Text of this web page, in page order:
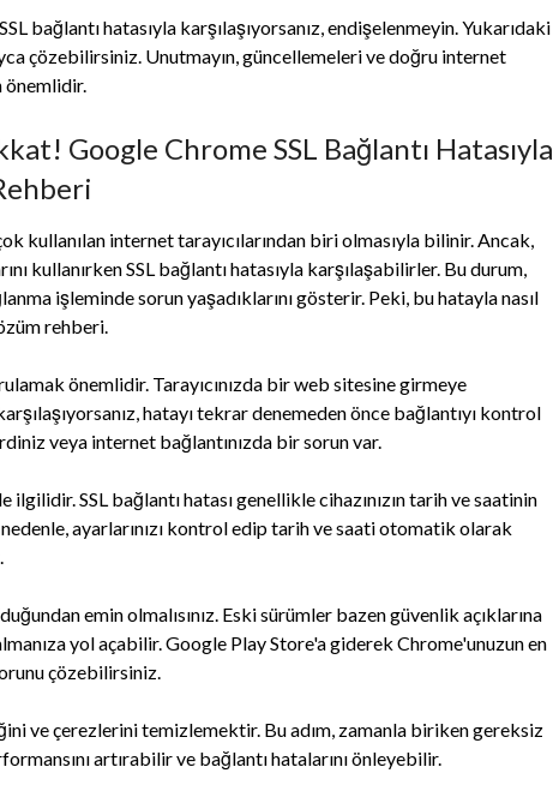
bağlantı hatasıyla karşılaşıyorsanız, endişelenmeyin. Yukarıdaki
çözebilirsiniz. Unutmayın, güncellemeleri ve doğru internet
önemlidir.
Google Chrome SSL Bağlantı Hatasıyla
kullanılan internet tarayıcılarından biri olmasıyla bilinir. Ancak,
kullanırken SSL bağlantı hatasıyla karşılaşabilirler. Bu durum,
işleminde sorun yaşadıklarını gösterir. Peki, bu hatayla nasıl
rehberi.
önemlidir. Tarayıcınızda bir web sitesine girmeye
hatayı tekrar denemeden önce bağlantıyı kontrol
veya internet bağlantınızda bir sorun var.
ilgilidir. SSL bağlantı hatası genellikle cihazınızın tarih ve saatinin
ayarlarınızı kontrol edip tarih ve saati otomatik olarak
emin olmalısınız. Eski sürümler bazen güvenlik açıklarına
yol açabilir. Google Play Store'a giderek Chrome'unuzun en
çözebilirsiniz.
ve çerezlerini temizlemektir. Bu adım, zamanla biriken gereksiz
artırabilir ve bağlantı hatalarını önleyebilir.